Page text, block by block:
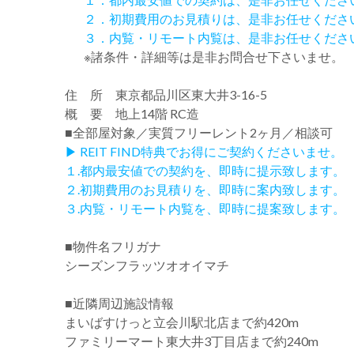
２．初期費用のお見積りは、是非お任せくださ
３．内覧・リモート内覧は、是非お任せくださ
※諸条件・詳細等は是非お問合せ下さいませ。
住 所 東京都品川区東大井3-16-5
概 要 地上14階 RC造
■全部屋対象／実質フリーレント2ヶ月／相談可
▶ REIT FIND特典でお得にご契約くださいませ。
１.都内最安値での契約を、即時に提示致します。
２.初期費用のお見積りを、即時に案内致します。
３.内覧・リモート内覧を、即時に提案致します。
■物件名フリガナ
シーズンフラッツオオイマチ
■近隣周辺施設情報
まいばすけっと立会川駅北店まで約420m
ファミリーマート東大井3丁目店まで約240m